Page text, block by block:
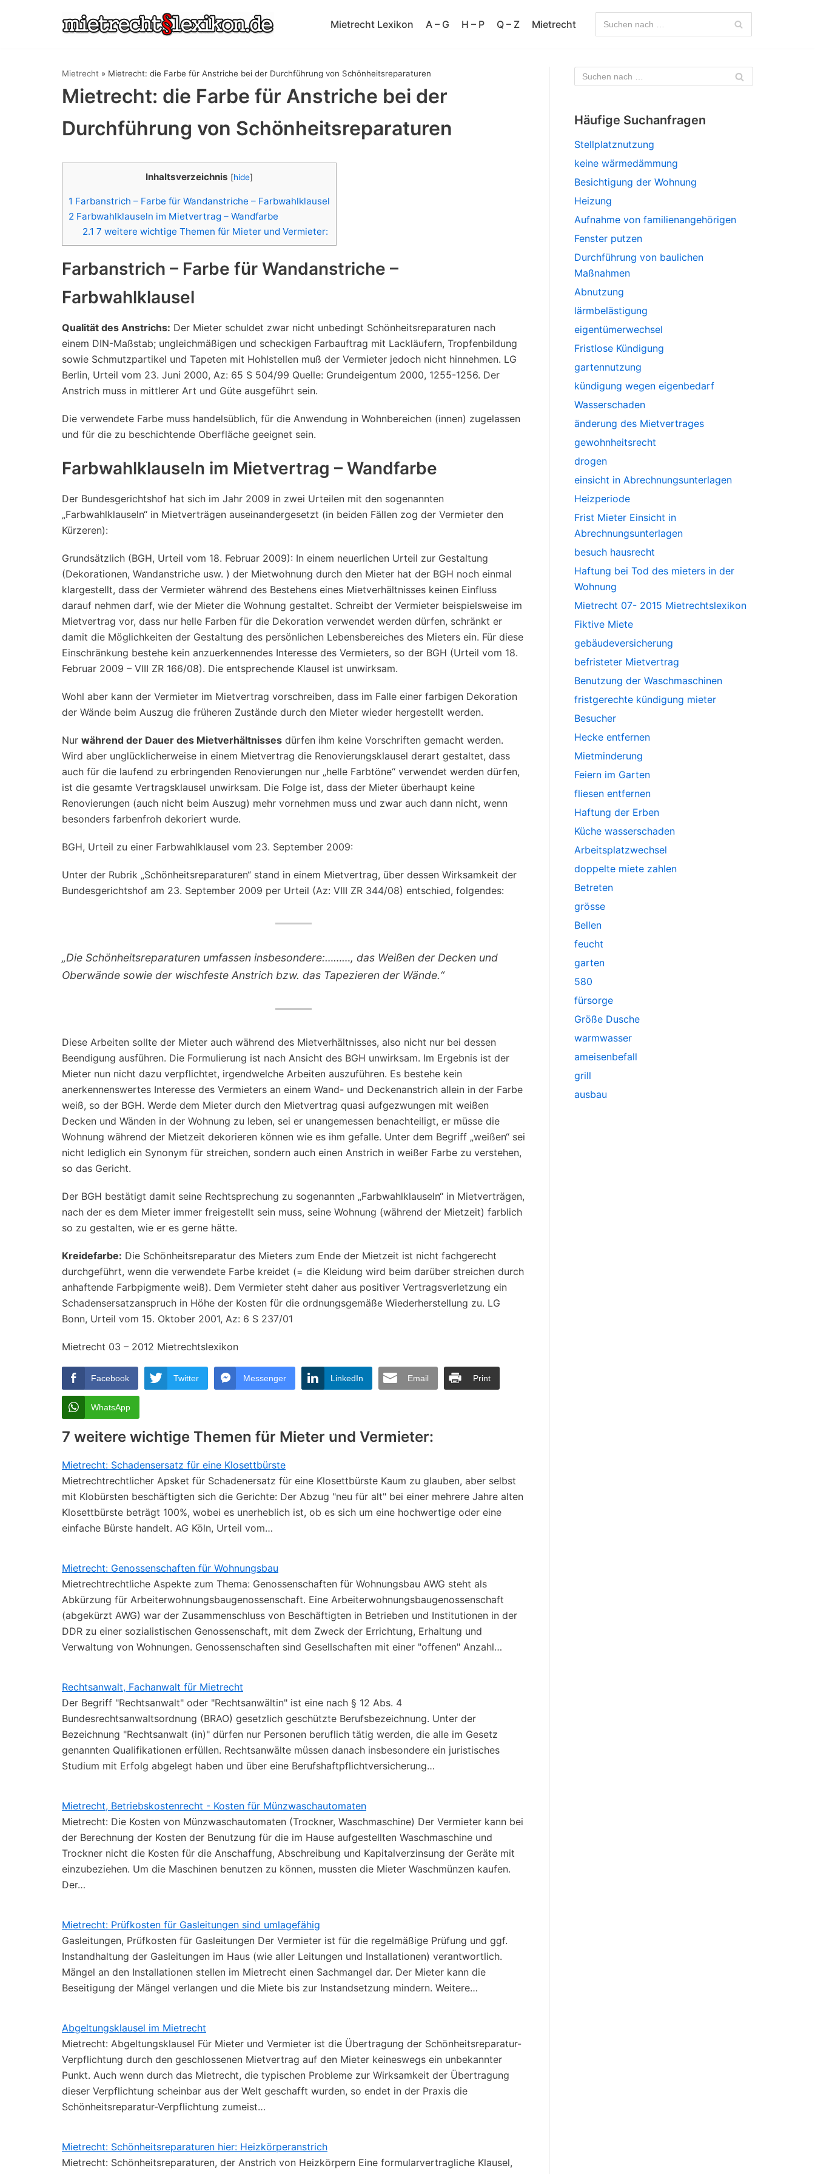
Mietrecht Lexikon A – G H – P Q – Z Mietrecht
Mietrecht » Mietrecht: die Farbe für Anstriche bei der Durchführung von Schönheitsreparaturen
Mietrecht: die Farbe für Anstriche bei der
Durchführung von Schönheitsreparaturen
Inhaltsverzeichnis [hide]
1 Farbanstrich – Farbe für Wandanstriche – Farbwahlklausel
2 Farbwahlklauseln im Mietvertrag – Wandfarbe
2.1 7 weitere wichtige Themen für Mieter und Vermieter:
Farbanstrich – Farbe für Wandanstriche –
Farbwahlklausel
Qualität des Anstrichs: Der Mieter schuldet zwar nicht unbedingt Schönheitsreparaturen nach
einem DIN-Maßstab; ungleichmäßigen und scheckigen Farbauftrag mit Lackläufern, Tropfenbildung
sowie Schmutzpartikel und Tapeten mit Hohlstellen muß der Vermieter jedoch nicht hinnehmen. LG
Berlin, Urteil vom 23. Juni 2000, Az: 65 S 504/99 Quelle: Grundeigentum 2000, 1255-1256. Der
Anstrich muss in mittlerer Art und Güte ausgeführt sein.
Die verwendete Farbe muss handelsüblich, für die Anwendung in Wohnbereichen (innen) zugelassen
und für die zu beschichtende Oberfläche geeignet sein.
Farbwahlklauseln im Mietvertrag – Wandfarbe
Der Bundesgerichtshof hat sich im Jahr 2009 in zwei Urteilen mit den sogenannten
„Farbwahlklauseln“ in Mietverträgen auseinandergesetzt (in beiden Fällen zog der Vermieter den
Kürzeren):
Grundsätzlich (BGH, Urteil vom 18. Februar 2009): In einem neuerlichen Urteil zur Gestaltung
(Dekorationen, Wandanstriche usw. ) der Mietwohnung durch den Mieter hat der BGH noch einmal
klargestellt, dass der Vermieter während des Bestehens eines Mietverhältnisses keinen Einfluss
darauf nehmen darf, wie der Mieter die Wohnung gestaltet. Schreibt der Vermieter beispielsweise im
Mietvertrag vor, dass nur helle Farben für die Dekoration verwendet werden dürfen, schränkt er
damit die Möglichkeiten der Gestaltung des persönlichen Lebensbereiches des Mieters ein. Für diese
Einschränkung bestehe kein anzuerkennendes Interesse des Vermieters, so der BGH (Urteil vom 18.
Februar 2009 – VIII ZR 166/08). Die entsprechende Klausel ist unwirksam.
Wohl aber kann der Vermieter im Mietvertrag vorschreiben, dass im Falle einer farbigen Dekoration
der Wände beim Auszug die früheren Zustände durch den Mieter wieder hergestellt werden.
Nur während der Dauer des Mietverhältnisses dürfen ihm keine Vorschriften gemacht werden.
Wird aber unglücklicherweise in einem Mietvertrag die Renovierungsklausel derart gestaltet, dass
auch für die laufend zu erbringenden Renovierungen nur „helle Farbtöne“ verwendet werden dürfen,
ist die gesamte Vertragsklausel unwirksam. Die Folge ist, dass der Mieter überhaupt keine
Renovierungen (auch nicht beim Auszug) mehr vornehmen muss und zwar auch dann nicht, wenn
besonders farbenfroh dekoriert wurde.
BGH, Urteil zu einer Farbwahlklausel vom 23. September 2009:
Unter der Rubrik „Schönheitsreparaturen“ stand in einem Mietvertrag, über dessen Wirksamkeit der
Bundesgerichtshof am 23. September 2009 per Urteil (Az: VIII ZR 344/08) entschied, folgendes:
„Die Schönheitsreparaturen umfassen insbesondere:………, das Weißen der Decken und
Oberwände sowie der wischfeste Anstrich bzw. das Tapezieren der Wände.“
Diese Arbeiten sollte der Mieter auch während des Mietverhältnisses, also nicht nur bei dessen
Beendigung ausführen. Die Formulierung ist nach Ansicht des BGH unwirksam. Im Ergebnis ist der
Mieter nun nicht dazu verpflichtet, irgendwelche Arbeiten auszuführen. Es bestehe kein
anerkennenswertes Interesse des Vermieters an einem Wand- und Deckenanstrich allein in der Farbe
weiß, so der BGH. Werde dem Mieter durch den Mietvertrag quasi aufgezwungen mit weißen
Decken und Wänden in der Wohnung zu leben, sei er unangemessen benachteiligt, er müsse die
Wohnung während der Mietzeit dekorieren können wie es ihm gefalle. Unter dem Begriff „weißen“ sei
nicht lediglich ein Synonym für streichen, sondern auch einen Anstrich in weißer Farbe zu verstehen,
so das Gericht.
Der BGH bestätigt damit seine Rechtsprechung zu sogenannten „Farbwahlklauseln“ in Mietverträgen,
nach der es dem Mieter immer freigestellt sein muss, seine Wohnung (während der Mietzeit) farblich
so zu gestalten, wie er es gerne hätte.
Kreidefarbe: Die Schönheitsreparatur des Mieters zum Ende der Mietzeit ist nicht fachgerecht
durchgeführt, wenn die verwendete Farbe kreidet (= die Kleidung wird beim darüber streichen durch
anhaftende Farbpigmente weiß). Dem Vermieter steht daher aus positiver Vertragsverletzung ein
Schadensersatzanspruch in Höhe der Kosten für die ordnungsgemäße Wiederherstellung zu. LG
Bonn, Urteil vom 15. Oktober 2001, Az: 6 S 237/01
Mietrecht 03 – 2012 Mietrechtslexikon
Facebook Twitter Messenger LinkedIn Email Print
WhatsApp
7 weitere wichtige Themen für Mieter und Vermieter:
Mietrecht: Schadensersatz für eine Klosettbürste
Mietrechtrechtlicher Apsket für Schadenersatz für eine Klosettbürste Kaum zu glauben, aber selbst
mit Klobürsten beschäftigten sich die Gerichte: Der Abzug "neu für alt" bei einer mehrere Jahre alten
Klosettbürste beträgt 100%, wobei es unerheblich ist, ob es sich um eine hochwertige oder eine
einfache Bürste handelt. AG Köln, Urteil vom…
Mietrecht: Genossenschaften für Wohnungsbau
Mietrechtrechtliche Aspekte zum Thema: Genossenschaften für Wohnungsbau AWG steht als
Abkürzung für Arbeiterwohnungsbaugenossenschaft. Eine Arbeiterwohnungsbaugenossenschaft
(abgekürzt AWG) war der Zusammenschluss von Beschäftigten in Betrieben und Institutionen in der
DDR zu einer sozialistischen Genossenschaft, mit dem Zweck der Errichtung, Erhaltung und
Verwaltung von Wohnungen. Genossenschaften sind Gesellschaften mit einer "offenen" Anzahl…
Rechtsanwalt, Fachanwalt für Mietrecht
Der Begriff "Rechtsanwalt" oder "Rechtsanwältin" ist eine nach § 12 Abs. 4
Bundesrechtsanwaltsordnung (BRAO) gesetzlich geschützte Berufsbezeichnung. Unter der
Bezeichnung "Rechtsanwalt (in)" dürfen nur Personen beruflich tätig werden, die alle im Gesetz
genannten Qualifikationen erfüllen. Rechtsanwälte müssen danach insbesondere ein juristisches
Studium mit Erfolg abgelegt haben und über eine Berufshaftpflichtversicherung…
Mietrecht, Betriebskostenrecht - Kosten für Münzwaschautomaten
Mietrecht: Die Kosten von Münzwaschautomaten (Trockner, Waschmaschine) Der Vermieter kann bei
der Berechnung der Kosten der Benutzung für die im Hause aufgestellten Waschmaschine und
Trockner nicht die Kosten für die Anschaffung, Abschreibung und Kapitalverzinsung der Geräte mit
einzubeziehen. Um die Maschinen benutzen zu können, mussten die Mieter Waschmünzen kaufen.
Der…
Mietrecht: Prüfkosten für Gasleitungen sind umlagefähig
Gasleitungen, Prüfkosten für Gasleitungen Der Vermieter ist für die regelmäßige Prüfung und ggf.
Instandhaltung der Gasleitungen im Haus (wie aller Leitungen und Installationen) verantwortlich.
Mängel an den Installationen stellen im Mietrecht einen Sachmangel dar. Der Mieter kann die
Beseitigung der Mängel verlangen und die Miete bis zur Instandsetzung mindern. Weitere…
Abgeltungsklausel im Mietrecht
Mietrecht: Abgeltungsklausel Für Mieter und Vermieter ist die Übertragung der Schönheitsreparatur-
Verpflichtung durch den geschlossenen Mietvertrag auf den Mieter keineswegs ein unbekannter
Punkt. Auch wenn durch das Mietrecht, die typischen Probleme zur Wirksamkeit der Übertragung
dieser Verpflichtung scheinbar aus der Welt geschafft wurden, so endet in der Praxis die
Schönheitsreparatur-Verpflichtung zumeist…
Mietrecht: Schönheitsreparaturen hier: Heizkörperanstrich
Mietrecht: Schönheitsreparaturen, der Anstrich von Heizkörpern Eine formularvertragliche Klausel,
Häufige Suchanfragen
Stellplatznutzung
keine wärmedämmung
Besichtigung der Wohnung
Heizung
Aufnahme von familienangehörigen
Fenster putzen
Durchführung von baulichen
Maßnahmen
Abnutzung
lärmbelästigung
eigentümerwechsel
Fristlose Kündigung
gartennutzung
kündigung wegen eigenbedarf
Wasserschaden
änderung des Mietvertrages
gewohnheitsrecht
drogen
einsicht in Abrechnungsunterlagen
Heizperiode
Frist Mieter Einsicht in
Abrechnungsunterlagen
besuch hausrecht
Haftung bei Tod des mieters in der
Wohnung
Mietrecht 07- 2015 Mietrechtslexikon
Fiktive Miete
gebäudeversicherung
befristeter Mietvertrag
Benutzung der Waschmaschinen
fristgerechte kündigung mieter
Besucher
Hecke entfernen
Mietminderung
Feiern im Garten
fliesen entfernen
Haftung der Erben
Küche wasserschaden
Arbeitsplatzwechsel
doppelte miete zahlen
Betreten
grösse
Bellen
feucht
garten
580
fürsorge
Größe Dusche
warmwasser
ameisenbefall
grill
ausbau